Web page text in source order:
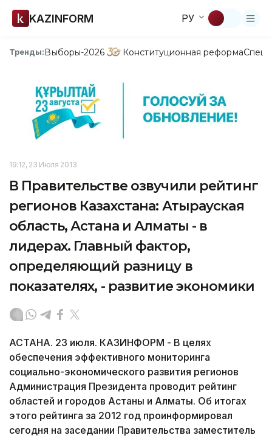
KAZINFORM РУ
Тренды:Выборы-2026 Конституционная реформа
19:12, 23 Июля 2013
В Правительстве озвучили рейтинг
регионов Казахстана: Атырауская
область, Астана и Алматы - в
лидерах. Главный фактор,
определяющий разницу в
показателях, - развитие экономики
АСТАНА. 23 июля. КАЗИНФОРМ - В целях
обеспечения эффективного мониторинга
социально-экономического развития регионов
Администрация Президента проводит рейтинг
областей и городов Астаны и Алматы. Об итогах
этого рейтинга за 2012 год проинформировал
сегодня на заседании Правительства заместитель